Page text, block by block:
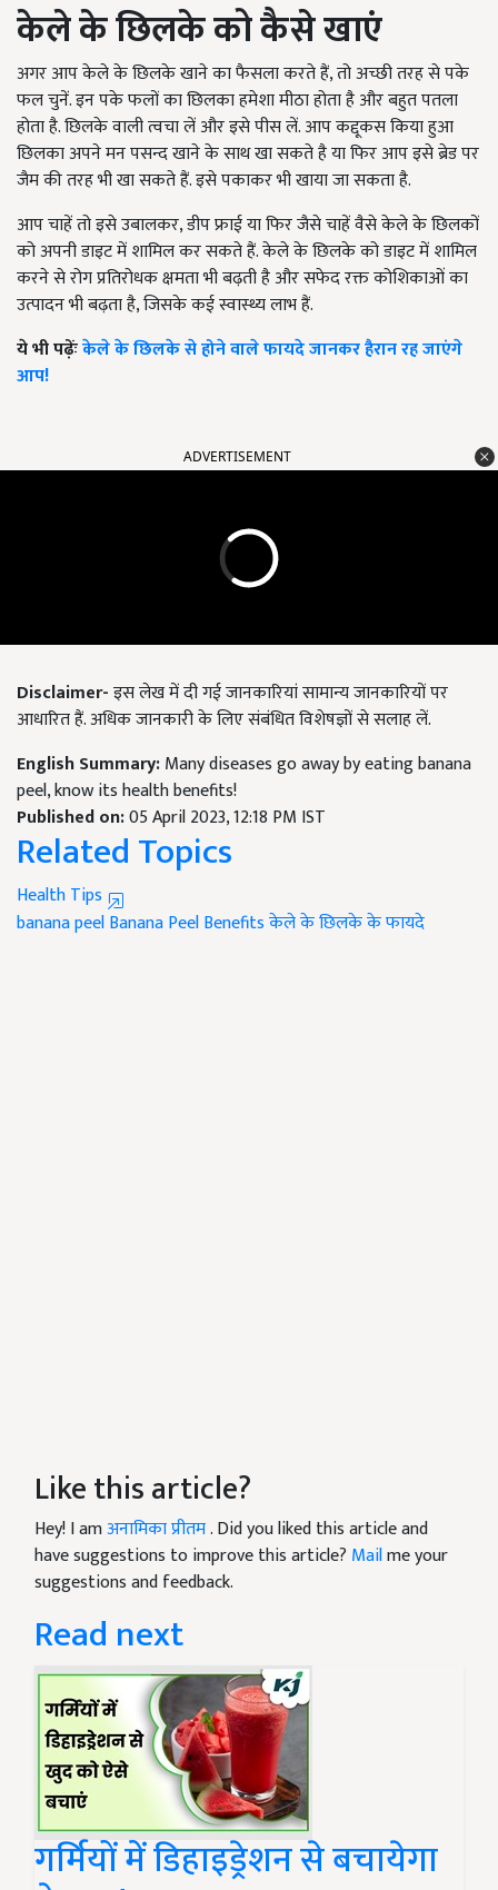
केले के छिलके को कैसे खाएं
अगर आप केले के छिलके खाने का फैसला करते हैं, तो अच्छी तरह से पके
फल चुनें. इन पके फलों का छिलका हमेशा मीठा होता है और बहुत पतला
होता है. छिलके वाली त्वचा लें और इसे पीस लें. आप कद्दूकस किया हुआ
छिलका अपने मन पसन्द खाने के साथ खा सकते है या फिर आप इसे ब्रेड पर
जैम की तरह भी खा सकते हैं. इसे पकाकर भी खाया जा सकता है.
आप चाहें तो इसे उबालकर, डीप फ्राई या फिर जैसे चाहें वैसे केले के छिलकों
को अपनी डाइट में शामिल कर सकते हैं. केले के छिलके को डाइट में शामिल
करने से रोग प्रतिरोधक क्षमता भी बढ़ती है और सफेद रक्त कोशिकाओं का
उत्पादन भी बढ़ता है, जिसके कई स्वास्थ्य लाभ हैं.
ये भी पढ़ेंःकेले के छिलके से होने वाले फायदे जानकर हैरान रह जाएंगे
आप!
ADVERTISEMENT
Disclaimer-इस लेख में दी गई जानकारियां सामान्य जानकारियों पर
आधारित हैं. अधिक जानकारी के लिए संबंधित विशेषज्ञों से सलाह लें.
English Summary:Many diseases go away by eating banana
peel, know its health benefits!
Published on:05 April 2023, 12:18 PM IST
Related Topics
Health Tips
banana peelBanana Peel Benefitsकेले के छिलके के फायदे
Like this article?
Hey! I amअनामिका प्रीतम. Did you liked this article and
have suggestions to improve this article? Mailme your
suggestions and feedback.
Read next
गर्मियों में डिहाइड्रेशन से बचायेगा